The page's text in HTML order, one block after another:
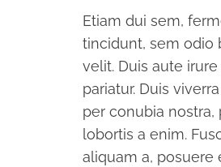
Etiam dui sem,
tincidunt, sem odio
velit. Duis aute
pariatur. Duis
per conubia
lobortis a enim.
aliquam a, posuere